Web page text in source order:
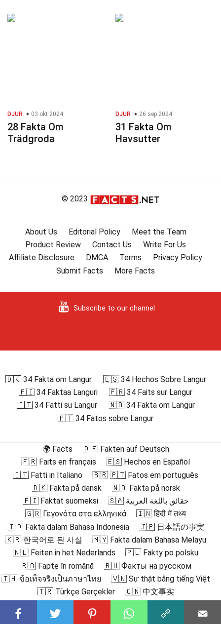
DJUR 03 okt 2024
28 Fakta Om
Trädgroda
DJUR 26 sep 2024
31 Fakta Om
Havsutter
© 2023
About Us Editorial Policy
Meet the Team
Product Review
Contact Us
Write For Us
Affiliate Disclosure
DMCA Terms
Privacy Policy
Submit Facts
More Facts
Subscribe to our channel
🇩🇰 34 Fakta om Langur
🇪🇸 34 Hechos Sobre Langur
🇫🇮 34 Faktaa Languri
🇫🇷 34 Faits sur Langur
🇮🇹 34 Fatti su Langur
🇳🇴 34 Fakta om Langur
🇵🇹 34 Fatos sobre Langur
🌍 Facts
🇩🇪 Fakten auf Deutsch
🇫🇷 Faits en français
🇪🇸 Hechos en Español
🇮🇹 Fatti in Italiano
🇧🇷 🇵🇹 Fatos em português
🇩🇰 Fakta på dansk
🇳🇴 Fakta på norsk
🇫🇮 Faktat suomeksi
🇸🇦 حقائق باللغة العربية
🇬🇷 Γεγονότα στα ελληνικά
🇮🇳 हिंदी में तथ्य
🇮🇩 Fakta dalam Bahasa Indonesia
🇯🇵 日本語の事実
🇰🇷 한국어로 된 사실
🇲🇾 Fakta dalam Bahasa Melayu
🇳🇱 Feiten in het Nederlands
🇵🇱 Fakty po polsku
🇷🇴 Fapte în română
🇷🇺 Факты на русском
🇹🇭 ข้อเท็จจริงเป็นภาษาไทย
🇻🇳 Sự thật bằng tiếng Việt
🇹🇷 Türkçe Gerçekler
🇨🇳 中文事实